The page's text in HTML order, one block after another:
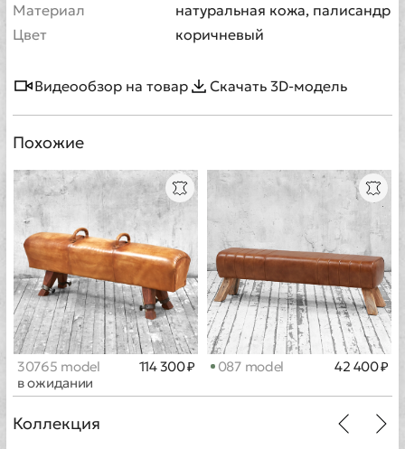
Материал
натуральная кожа, палисандр
Цвет
коричневый
Видеообзор на товар Скачать 3D-модель
Похожие
30765 model
в ожидании
114 300 ₽ 087 model 42 400 ₽
Коллекция